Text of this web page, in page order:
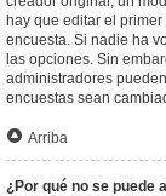
hay que editar el
encuesta. Si nadie ha
las opciones. Sin
administradores
encuestas sean
Arriba
¿Por qué no se puede